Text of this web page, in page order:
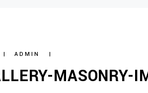
ADMIN
MASONRY-